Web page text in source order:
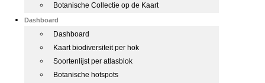
Botanische Collectie op de Kaart
Dashboard
Dashboard
Kaart biodiversiteit per hok
Soortenlijst per atlasblok
Botanische hotspots